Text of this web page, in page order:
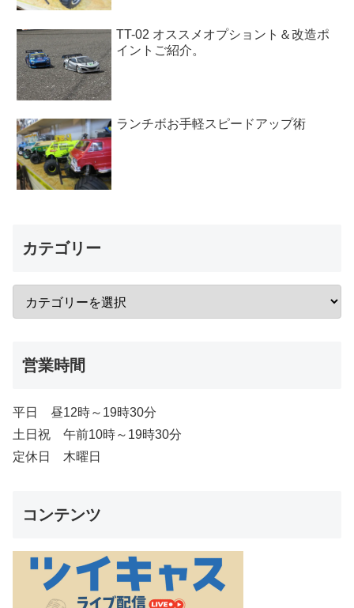
TT-02 オススメオプショント＆改造ポ
イントご紹介。
ランチボお手軽スピードアップ術
カテゴリー
営業時間
平日 昼12時～19時30分
土日祝 午前10時～19時30分
定休日 木曜日
コンテンツ